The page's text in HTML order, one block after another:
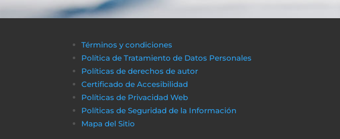
Términos y condiciones
Política de Tratamiento de Datos Personales
Políticas de derechos de autor
Certificado de Accesibilidad
Políticas de Privacidad Web
Políticas de Seguridad de la Información
Mapa del Sitio